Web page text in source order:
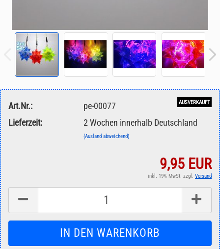
AUSVERKAUFT
Art.Nr.:
pe-00077
Lieferzeit:
2 Wochen innerhalb Deutschland
(Ausland abweichend)
9,95 EUR
inkl. 19% MwSt. zzgl. Versand